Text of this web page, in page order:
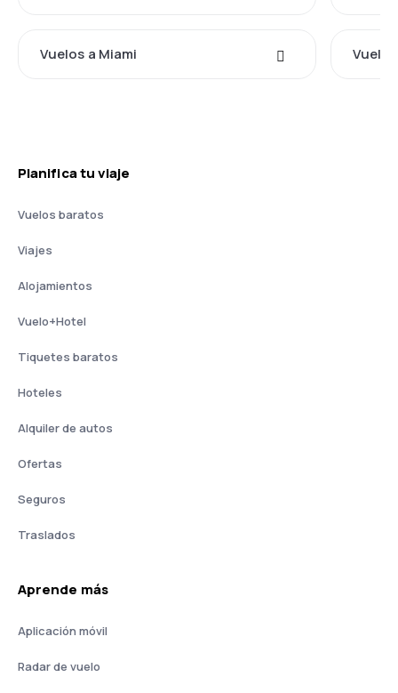
Vuelos a Miami
Planifica tu viaje
Vuelos baratos
Viajes
Alojamientos
Vuelo+Hotel
Tiquetes baratos
Hoteles
Alquiler de autos
Ofertas
Seguros
Traslados
Aprende más
Aplicación móvil
Radar de vuelo